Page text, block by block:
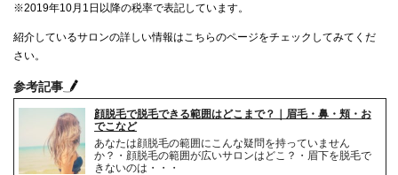
※2019年10月1日以降の税率で表記しています。
紹介しているサロンの詳しい情報はこちらのページをチェックしてみてくだ
さい。
参考記事
顔脱毛で脱毛できる範囲はどこまで？｜眉毛・鼻・頬・お
でこなど
あなたは顔脱毛の範囲にこんな疑問を持っていません
か？・顔脱毛の範囲が広いサロンはどこ？・眉下を脱毛で
きないのは・・・